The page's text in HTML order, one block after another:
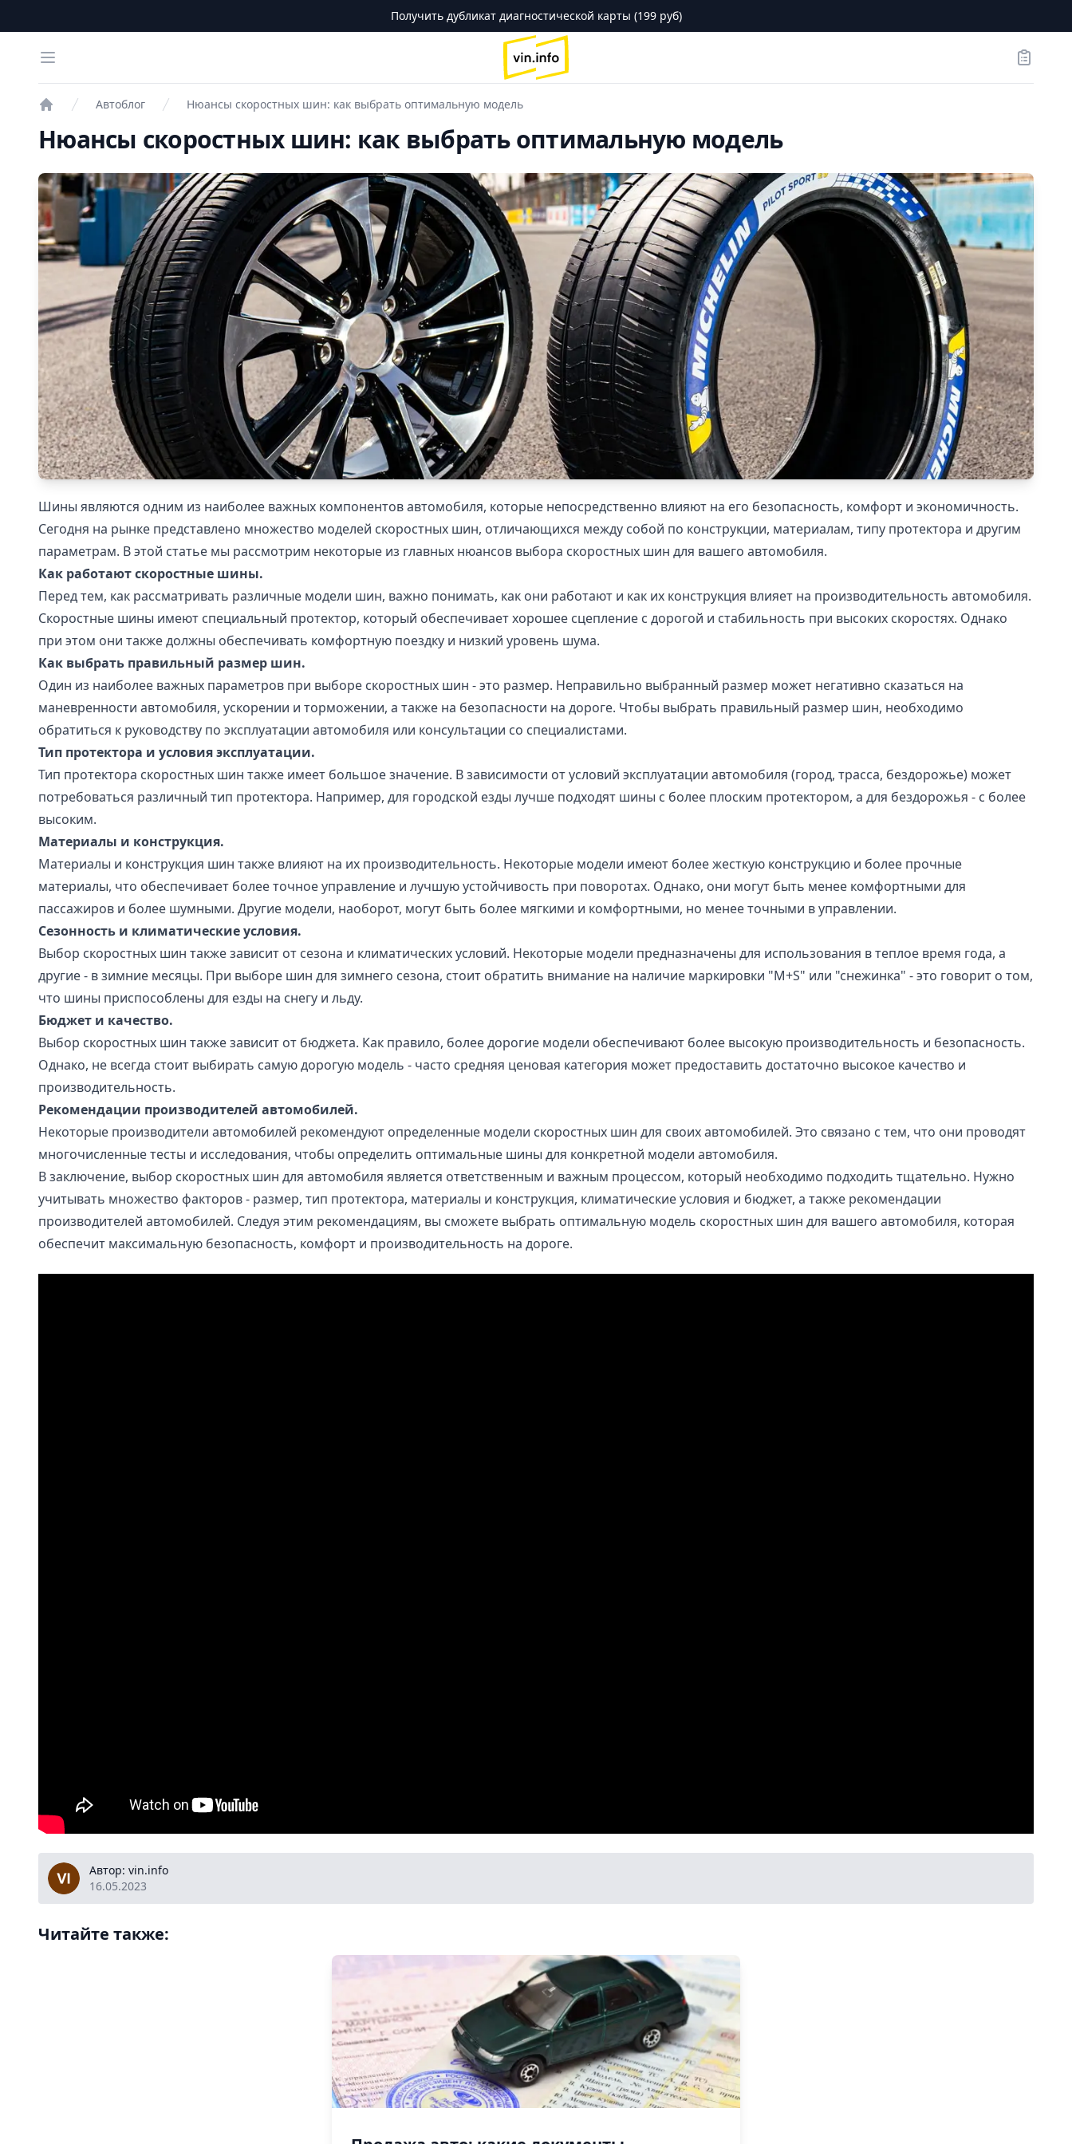
Получить дубликат диагностической карты (199 руб)
Open menu
logo
Заказы
Автоблог Нюансы скоростных шин: как выбрать оптимальную модель
Нюансы скоростных шин: как выбрать оптимальную модель
Шины являются одним из наиболее важных компонентов автомобиля, которые непосредственно влияют на его безопасность, комфорт и экономичность.
Сегодня на рынке представлено множество моделей скоростных шин, отличающихся между собой по конструкции, материалам, типу протектора и другим
параметрам. В этой статье мы рассмотрим некоторые из главных нюансов выбора скоростных шин для вашего автомобиля.
Как работают скоростные шины.
Перед тем, как рассматривать различные модели шин, важно понимать, как они работают и как их конструкция влияет на производительность автомобиля.
Скоростные шины имеют специальный протектор, который обеспечивает хорошее сцепление с дорогой и стабильность при высоких скоростях. Однако
при этом они также должны обеспечивать комфортную поездку и низкий уровень шума.
Как выбрать правильный размер шин.
Один из наиболее важных параметров при выборе скоростных шин - это размер. Неправильно выбранный размер может негативно сказаться на
маневренности автомобиля, ускорении и торможении, а также на безопасности на дороге. Чтобы выбрать правильный размер шин, необходимо
обратиться к руководству по эксплуатации автомобиля или консультации со специалистами.
Тип протектора и условия эксплуатации.
Тип протектора скоростных шин также имеет большое значение. В зависимости от условий эксплуатации автомобиля (город, трасса, бездорожье) может
потребоваться различный тип протектора. Например, для городской езды лучше подходят шины с более плоским протектором, а для бездорожья - с более
высоким.
Материалы и конструкция.
Материалы и конструкция шин также влияют на их производительность. Некоторые модели имеют более жесткую конструкцию и более прочные
материалы, что обеспечивает более точное управление и лучшую устойчивость при поворотах. Однако, они могут быть менее комфортными для
пассажиров и более шумными. Другие модели, наоборот, могут быть более мягкими и комфортными, но менее точными в управлении.
Сезонность и климатические условия.
Выбор скоростных шин также зависит от сезона и климатических условий. Некоторые модели предназначены для использования в теплое время года, а
другие - в зимние месяцы. При выборе шин для зимнего сезона, стоит обратить внимание на наличие маркировки "M+S" или "снежинка" - это говорит о том,
что шины приспособлены для езды на снегу и льду.
Бюджет и качество.
Выбор скоростных шин также зависит от бюджета. Как правило, более дорогие модели обеспечивают более высокую производительность и безопасность.
Однако, не всегда стоит выбирать самую дорогую модель - часто средняя ценовая категория может предоставить достаточно высокое качество и
производительность.
Рекомендации производителей автомобилей.
Некоторые производители автомобилей рекомендуют определенные модели скоростных шин для своих автомобилей. Это связано с тем, что они проводят
многочисленные тесты и исследования, чтобы определить оптимальные шины для конкретной модели автомобиля.
В заключение, выбор скоростных шин для автомобиля является ответственным и важным процессом, который необходимо подходить тщательно. Нужно
учитывать множество факторов - размер, тип протектора, материалы и конструкция, климатические условия и бюджет, а также рекомендации
производителей автомобилей. Следуя этим рекомендациям, вы сможете выбрать оптимальную модель скоростных шин для вашего автомобиля, которая
обеспечит максимальную безопасность, комфорт и производительность на дороге.
vin.infoАвтор: vin.info
16.05.2023
Читайте также: